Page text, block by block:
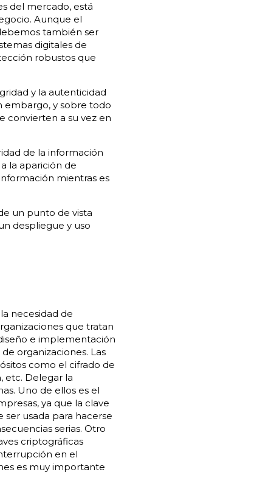
del mercado, está
Aunque el
también ser
digitales de
robustos que
y la autenticidad
embargo, y sobre todo
convierten a su vez en
de la información
la aparición de
mientras es
un punto de vista
despliegue y uso
necesidad de
que tratan
e implementación
organizaciones. Las
como el cifrado de
etc. Delegar la
Uno de ellos es el
ya que la clave
usada para hacerse
serias. Otro
criptográficas
en el
es muy importante